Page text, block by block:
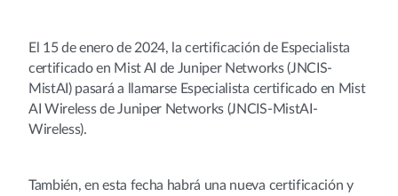
El 15 de enero de 2024, la certificación de Especialista
certificado en Mist AI de Juniper Networks (JNCIS-
MistAI) pasará a llamarse Especialista certificado en Mist
AI Wireless de Juniper Networks (JNCIS-MistAI-
Wireless).
También, en esta fecha habrá una nueva certificación y